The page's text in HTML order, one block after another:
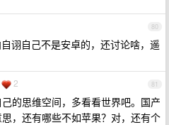
80
诩自己不是安卓的，还讨论啥，遥
81
2
的思维空间，多看看世界吧。国产
，还有哪些不如苹果？对，还有个